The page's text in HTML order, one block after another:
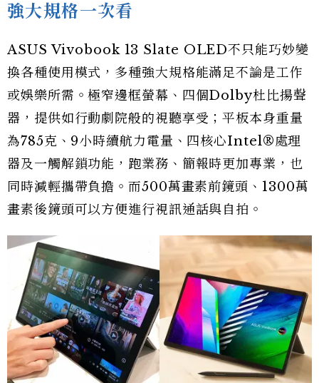
強大規格一次看
ASUS Vivobook 13 Slate OLED不只能巧妙變
換各種使用模式，多種強大規格能滿足不論是工作
或娛樂所需。極窄邊框螢幕、四個Dolby杜比揚聲
器，提供如行動劇院般的視聽享受；平板本身重量
為785克、9小時續航力電量、四核心Intel®處理
器及一觸解鎖功能，跑業務、簡報時更加專業，也
同時減輕攜帶負擔。而500萬畫素前鏡頭、1300萬
畫素後鏡頭可以方便進行視訊通話與自拍。